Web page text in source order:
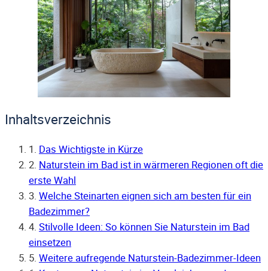
Inhaltsverzeichnis
1. Das Wichtigste in Kürze
2. Naturstein im Bad ist in wärmeren Regionen oft die
erste Wahl
3. Welche Steinarten eignen sich am besten für ein
Badezimmer?
4. Stilvolle Ideen: So können Sie Naturstein im Bad
einsetzen
5. Weitere aufregende Naturstein-Badezimmer-Ideen